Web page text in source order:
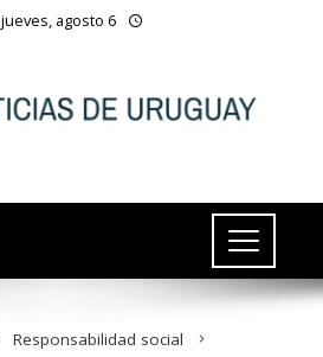
jueves, agosto 6
Responsabilidad social